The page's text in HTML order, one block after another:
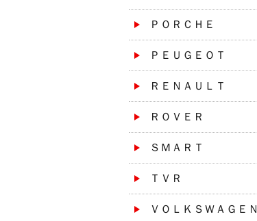
ＰＯＲＣＨＥ
ＰＥＵＧＥＯＴ
ＲＥＮＡＵＬＴ
ＲＯＶＥＲ
ＳＭＡＲＴ
ＴＶＲ
ＶＯＬＫＳＷＡＧＥＮ